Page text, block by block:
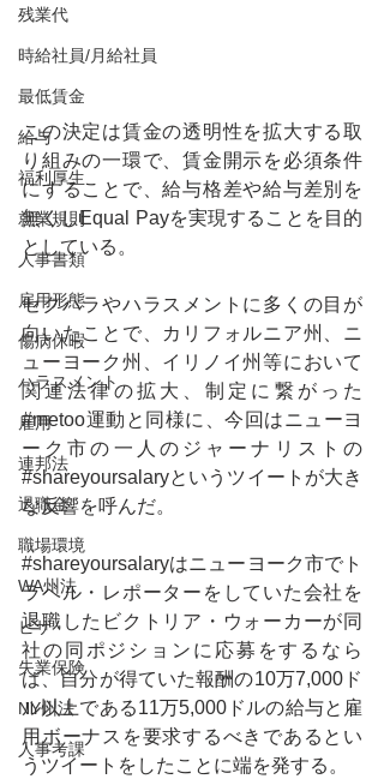
残業代
時給社員/月給社員
最低賃金
給与
福利厚生
就業規則
人事書類
雇用形態
傷病休暇
ハラスメント
雇用
連邦法
退職金
職場環境
WA州法
ビザ
失業保険
NY州法
人事考課
この決定は賃金の透明性を拡大する取
り組みの一環で、賃金開示を必須条件
にすることで、給与格差や給与差別を
無くしEqual Payを実現することを目的
としている。
セクハラやハラスメントに多くの目が
向いたことで、カリフォルニア州、ニ
ューヨーク州、イリノイ州等において
関連法律の拡大、制定に繋がった
#metoo運動と同様に、今回はニューヨ
ーク市の一人のジャーナリストの
#shareyoursalaryとい うツイートが大き
な反響を呼んだ。
#shareyoursalaryはニューヨーク市でト
ラベル ・レポーターをしていた会社を
退職したビクトリア・ウォーカーが同
社の同ポジションに応募をするなら
ば、自分が得ていた報酬の10万7,000ド
ル以上である11万5,000ドルの給与と雇
用ボーナスを要求す るべきであるとい
うツイートをしたことに端を発する。